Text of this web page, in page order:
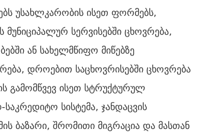
უსახლკარობის ისეთ ფორმებს,
სერვისებში ცხოვრება,
ან სახელმწიფო მიწებზე
დროებით საცხოვრისებში ცხოვრება
გამომწვევ ისეთ სტრუქტურულ
სისტემა, ჯანდაცვის
ბაზარი, შრომითი მიგრაცია და მასთან